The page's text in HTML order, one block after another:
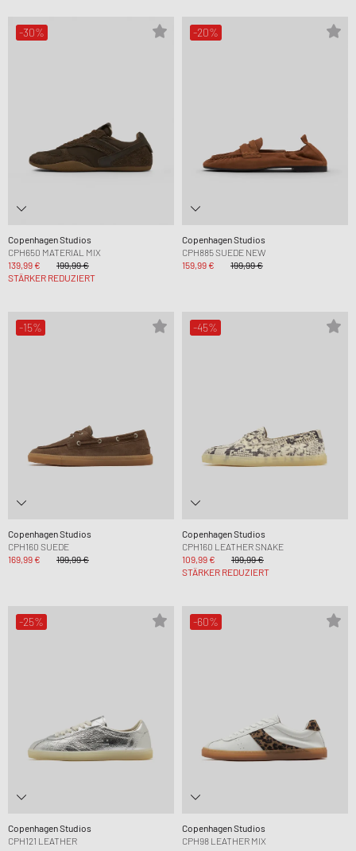
-30%
Copenhagen Studios
CPH650 MATERIAL MIX
139,99 €
199,99 €
STÄRKER REDUZIERT
-20%
Copenhagen Studios
CPH885 SUEDE NEW
159,99 €
199,99 €
-15%
Copenhagen Studios
CPH160 SUEDE
169,99 €
199,99 €
-45%
Copenhagen Studios
CPH160 LEATHER SNAKE
109,99 €
199,99 €
STÄRKER REDUZIERT
-25%
Copenhagen Studios
CPH121 LEATHER
-60%
Copenhagen Studios
CPH98 LEATHER MIX